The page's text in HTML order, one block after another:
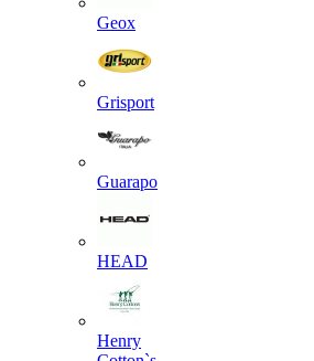
Geox
Grisport
Guarapo
HEAD
Henry